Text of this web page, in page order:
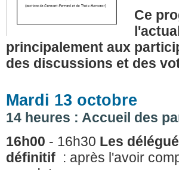
Ce
principalement aux
des discussions et des
Mardi 13 octobre
14 heures : Accueil des
16h00 - 16h30 Les
définitif : après l'avoir